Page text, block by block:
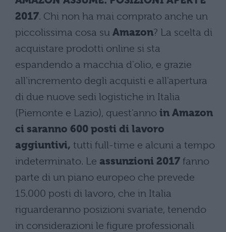
2017. Chi non ha mai comprato anche un
piccolissima cosa su Amazon? La scelta di
acquistare prodotti online si sta
espandendo a macchia d'olio, e grazie
all'incremento degli acquisti e all'apertura
di due nuove sedi logistiche in Italia
(Piemonte e Lazio), quest'anno in Amazon
ci saranno 600 posti di lavoro
aggiuntivi, tutti full-time e alcuni a tempo
indeterminato. Le assunzioni 2017 fanno
parte di un piano europeo che prevede
15.000 posti di lavoro, che in Italia
riguarderanno posizioni svariate, tenendo
in considerazioni le figure professionali